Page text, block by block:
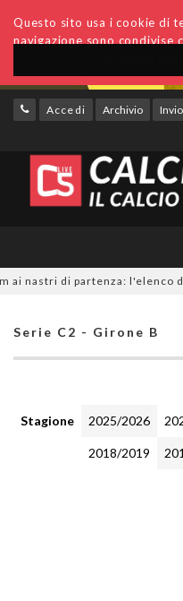
Questo sito usa i cookie di
navigazione sono condivise
Accedi Archivio
di partenza: l'elenco delle
Serie C2 - Girone B
Stagione 2025/2026
2018/2019